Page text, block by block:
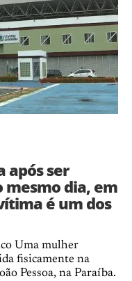
após ser
mesmo dia, em
é um dos
Uma mulher
fisicamente na
Pessoa, na Paraíba.